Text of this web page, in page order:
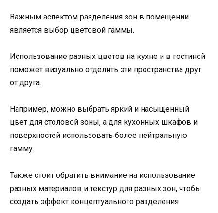
Важным аспектом разделения зон в помещении
является выбор цветовой гаммы.
Использование разных цветов на кухне и в гостиной
поможет визуально отделить эти пространства друг
от друга.
Например, можно выбрать яркий и насыщенный
цвет для столовой зоны, а для кухонных шкафов и
поверхностей использовать более нейтральную
гамму.
Также стоит обратить внимание на использование
разных материалов и текстур для разных зон, чтобы
создать эффект концептуального разделения